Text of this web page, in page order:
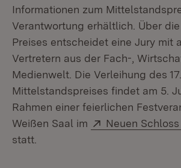
Informationen zum
Verantwortung erhältlich. Über
Preises entscheidet eine Jury mit
Vertretern aus der Fach-,
Medienwelt. Die Verleihung des
Mittelstandspreises findet am 5.
Rahmen einer feierlichen
Weißen Saal im
Extern:
Neuen
statt.